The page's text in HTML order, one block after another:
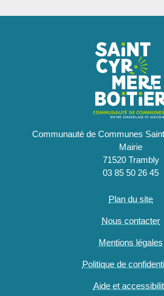
Communauté de Communes
Mairie
71520 Trambly
03 85 50 26 45
Plan du site
Nous contacter
Mentions légales
Politique de
Aide et